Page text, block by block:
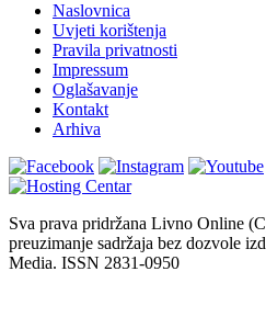
Naslovnica
Uvjeti korištenja
Pravila privatnosti
Impressum
Oglašavanje
Kontakt
Arhiva
Sva prava pridržana Livno Online
preuzimanje sadržaja bez dozvole
Media. ISSN 2831-0950